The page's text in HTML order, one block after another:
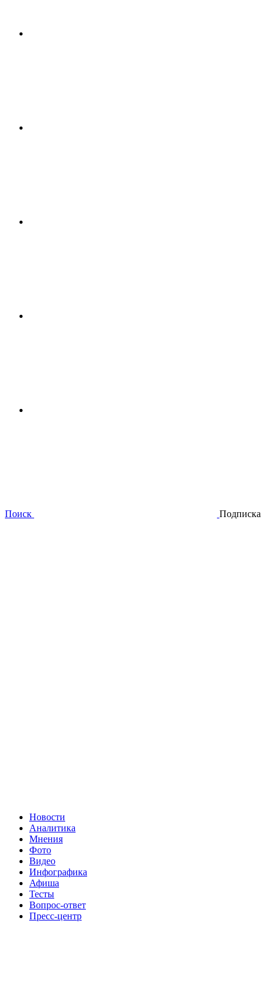
Поиск Подписка
Новости
Аналитика
Мнения
Фото
Видео
Инфографика
Афиша
Тесты
Вопрос-ответ
Пресс-центр